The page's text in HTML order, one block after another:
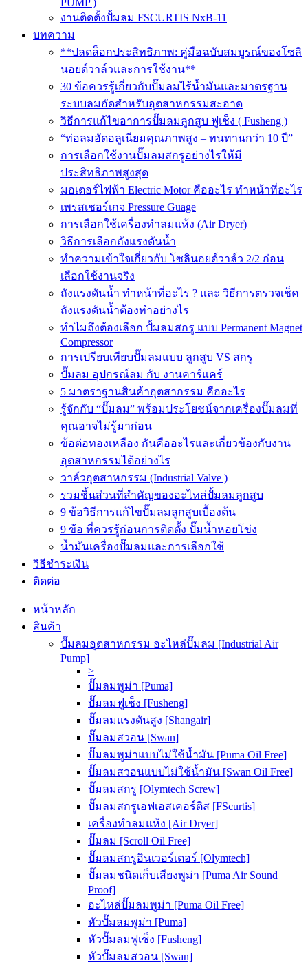
PUMP )
งานติดตั้งปั้มลม FSCURTIS NxB-11
บทความ
**ปลดล็อกประสิทธิภาพ: คู่มือฉบับสมบูรณ์ของโซลิ
นอยด์วาล์วและการใช้งาน**
30 ข้อควรรู้เกี่ยวกับปั๊มลมไร้น้ำมันและมาตรฐาน
ระบบลมอัดสำหรับอุตสาหกรรมสะอาด
วิธีการแก้ไขอาการปั๊มลมลูกสูบ ฟูเช็ง ( Fusheng )
“ท่อลมอัดอลูเนียมคุณภาพสูง – ทนทานกว่า 10 ปี”
การเลือกใช้งานปั๊มลมสกรูอย่างไรให้มี
ประสิทธิภาพสูงสุด
มอเตอร์ไฟฟ้า Electric Motor คืออะไร ทำหน้าที่อะไร
เพรสเชอร์เกจ Pressure Guage
การเลือกใช้เครื่องทำลมแห้ง (Air Dryer)
วิธีการเลือกถังแรงดันน้ำ
ทำความเข้าใจเกี่ยวกับ โซลินอยด์วาล์ว 2/2 ก่อน
เลือกใช้งานจริง
ถังแรงดันน้ำ ทำหน้าที่อะไร ? และ วิธีการตรวจเช็ค
ถังแรงดันน้ำต้องทำอย่างไร
ทำไมถึงต้องเลือก ปั้มลมสกรู แบบ Permanent Magnet
Compressor
การเปรียบเทียบปั๊มลมแบบ ลูกสูบ VS สกรู
ปั๊มลม อุปกรณ์ลม กับ งานคาร์แคร์
5 มาตราฐานสินค้าอุตสากรรม คืออะไร
รู้จักกับ “ปั๊มลม” พร้อมประโยชน์จากเครื่องปั๊มลมที่
คุณอาจไม่รู้มาก่อน
ข้อต่อทองเหลือง กันคืออะไรและเกี่ยวข้องกับงาน
อุตสาหกรรมได้อย่างไร
วาล์วอุตสาหกรรม (Industrial Valve )
รวมชิ้นส่วนที่สำคัญของอะไหล่ปั้มลมลูกสูบ
9 ข้อวิธีการแก้ไขปั๊มลมลูกสูบเบื้องต้น
9 ข้อ ที่ควรรู้ก่อนการติดตั้ง ปั๊มน้ำหอยโข่ง
น้ำมันเครื่องปั๊มลมและการเลือกใช้
วิธีชำระเงิน
ติดต่อ
หน้าหลัก
สินค้า
ปั๊มลมอุตสาหกรรม อะไหล่ปั๊มลม [Industrial Air
Pump]
>
ปั๊มลมพูม่า [Puma]
ปั๊มลมฟูเช็ง [Fusheng]
ปั๊มลมแรงดันสูง [Shangair]
ปั๊มลมสวอน [Swan]
ปั๊มลมพูม่าแบบไม่ใช้น้ำมัน [Puma Oil Free]
ปั๊มลมสวอนแบบไม่ใช้น้ำมัน [Swan Oil Free]
ปั๊มลมสกรู [Olymtech Screw]
ปั๊มลมสกรูเอฟเอสเคอร์ติส [FScurtis]
เครื่องทำลมแห้ง [Air Dryer]
ปั๊มลม [Scroll Oil Free]
ปั๊มลมสกรูอินเวอร์เตอร์ [Olymtech]
ปั๊มลมชนิดเก็บเสียงพูม่า [Puma Air Sound
Proof]
อะไหล่ปั๊มลมพูม่า [Puma Oil Free]
หัวปั๊มลมพูม่า [Puma]
หัวปั๊มลมฟูเช็ง [Fusheng]
หัวปั๊มลมสวอน [Swan]